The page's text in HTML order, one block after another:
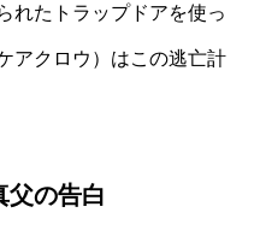
れたトラップドアを使っ
アクロウ）はこの逃亡計
父の告白